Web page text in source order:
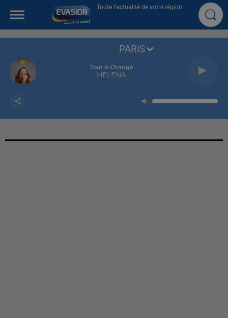
Toute l'actualité de votre région
Tout A Changé
HELENA
PARIS